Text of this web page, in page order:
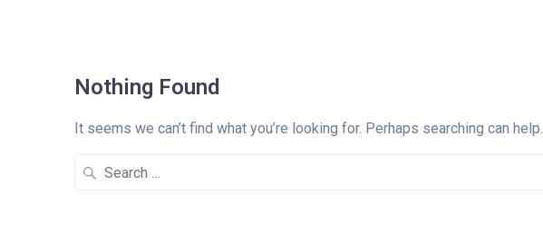
Nothing Found
It seems we can’t find what you’re looking for. Perhaps searching can help.
Search